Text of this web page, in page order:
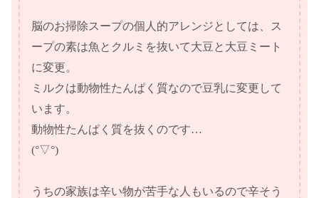
脳のお掃除スープの個人的アレンジとしては、ス
ープの素は魚とクルミを抜いて大豆と大豆ミート
に変更。
ミルクは動物性たんぱく質なので豆乳に変更して
います。
動物性たんぱく質を抜くのです…
(°▽°)
うちの家族は辛い物が苦手な人もいるので辛そう